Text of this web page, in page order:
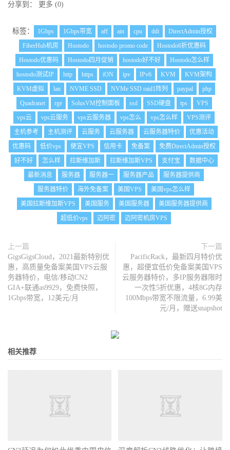
分享到： 更多 (0)
标签： 1Gbps 1Gbps带宽 aff ain cpu ddi
DirectAdmin授权
FiberHub机房
Hostodo hostodo promo code
Hostodo6折优惠码
Hostodo优惠码
Hostodo四月促销 hostodo好不好
Hostodo怎么样
hostodo测试IP
http https iON ipv IPv6 KVM
KVM架构
KVM虚拟
lan NVME SSD NVMe SSD raid1阵列 paypal
php
Quadranet
rge SolusVM控制面板 ssd SSD硬盘 tps
VPS
vps云
vps云服务 vps云服务器 vps怎么 vps怎么样
VPS测评
主机参考
主机测评 云服务 云服务器 云服务器特价
优惠活动
优惠码
低价vps 便宜VPS 信用卡 免备案
免费DirectAdmin授权
好不好
怎么样 拉斯维加斯 拉斯维加斯VPS 支付宝
数据中心
最新消息
服务器 服务器一 服务器产品
服务器提供商
服务器特价
海外免备案 美国VPS
美国vps怎么样
美国拉斯维加斯VPS
美国服务 美国服务器
美国服务器提供商
超低价vps
迈阿密 迈阿密机房VPS
上一篇
GigsGigsCloud，2021最新特别优
惠，高质量免备案美国VPS云服
务器特价，电信/移动CN2
GIA+联通as9929，免费快照，
1Gbps带宽，12美元/月
下一篇
PacificRack，最新四月特价优
惠，超便宜低价免备案美国VPS
云服务器特价，多IP服务器限时
一次性5折优惠，4核8G内存
100Mbps带宽不限流量，6.99美
元/月，赠送snapshot
相关推荐